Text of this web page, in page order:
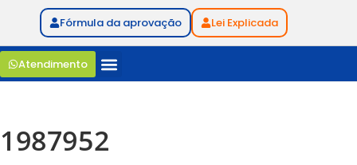
Fórmula da aprovação Lei Explicada
Atendimento
1987952